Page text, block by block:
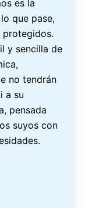
es la
que pase,
protegidos.
y sencilla de
no tendrán
a su
pensada
suyos con